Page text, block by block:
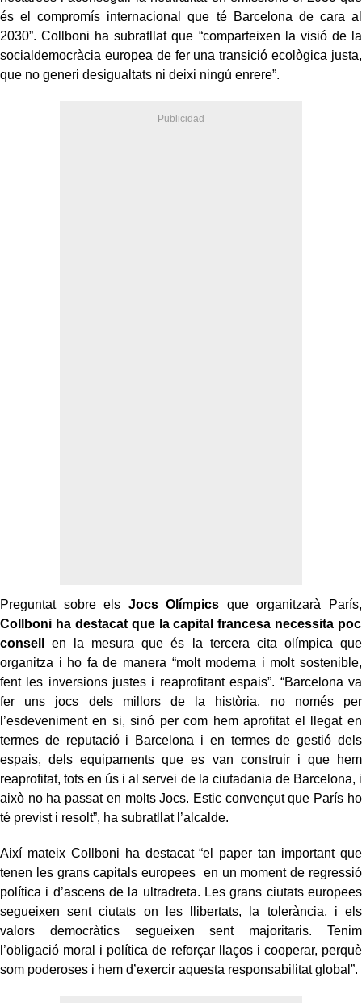
és el compromís internacional que té Barcelona de cara al
2030”. Collboni ha subratllat que “comparteixen la visió de la
socialdemocràcia europea de fer una transició ecològica justa,
que no generi desigualtats ni deixi ningú enrere”.
Preguntat sobre els Jocs Olímpics que organitzarà París,
Collboni ha destacat que la capital francesa necessita poc
consell
en la mesura que és la tercera cita olímpica que
organitza i ho fa de manera “molt moderna i molt sostenible,
fent les inversions justes i reaprofitant espais”. “Barcelona va
fer uns jocs dels millors de la història, no només per
l’esdeveniment en si, sinó per com hem aprofitat el llegat en
termes de reputació i Barcelona i en termes de gestió dels
espais, dels equipaments que es van construir i que hem
reaprofitat, tots en ús i al servei de la ciutadania de Barcelona, i
això no ha passat en molts Jocs. Estic convençut que París ho
té previst i resolt”, ha subratllat l’alcalde.
Així mateix Collboni ha destacat “el paper tan important que
tenen les grans capitals europees en un moment de regressió
política i d’ascens de la ultradreta. Les grans ciutats europees
segueixen sent ciutats on les llibertats, la tolerància, i els
valors democràtics segueixen sent majoritaris. Tenim
l’obligació moral i política de reforçar llaços i cooperar, perquè
som poderoses i hem d’exercir aquesta responsabilitat global”.